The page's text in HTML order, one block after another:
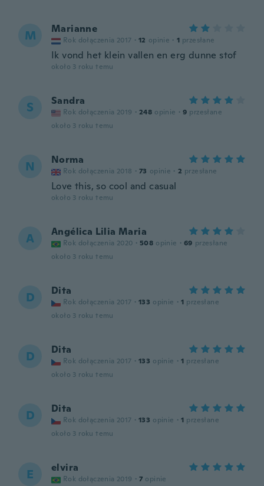
M Marianne
Rok dołączenia 2017 · 12 opinie · 1 przesłane
Ik vond het klein vallen en erg dunne stof
około 3 roku temu
S Sandra
Rok dołączenia 2019 · 248 opinie · 9 przesłane
około 3 roku temu
N Norma
Rok dołączenia 2018 · 73 opinie · 2 przesłane
Love this, so cool and casual
około 3 roku temu
A Angélica Lilia Maria
Rok dołączenia 2020 · 508 opinie · 69 przesłane
około 3 roku temu
D Dita
Rok dołączenia 2017 · 133 opinie · 1 przesłane
około 3 roku temu
D Dita
Rok dołączenia 2017 · 133 opinie · 1 przesłane
około 3 roku temu
D Dita
Rok dołączenia 2017 · 133 opinie · 1 przesłane
około 3 roku temu
E elvira
Rok dołączenia 2019 · 7 opinie